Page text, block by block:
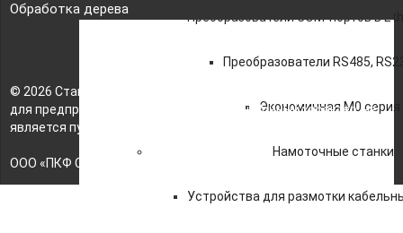
Преобразователи COM-портов в
Преобразователи RS485,
Экономичная M0 серия
Намоточные станки
Устройства для размотки
Обработка дерева
© 2026 Станкомастеринструмент — станки и оборудование
для предприятий. Сайт носит информационный характер, не
является публичной офертой.
ООО «ПКФ СМИ» ОГРН - 1217800042987, ИНН - 7810915383